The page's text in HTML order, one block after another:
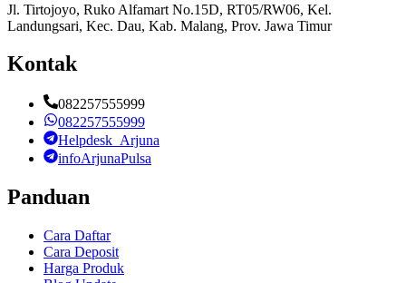
Jl. Tirtojoyo, Ruko Alfamart No.15D, RT05/RW06, Kel.
Landungsari, Kec. Dau, Kab. Malang, Prov. Jawa Timur
Kontak
082257555999
082257555999
Helpdesk_Arjuna
infoArjunaPulsa
Panduan
Cara Daftar
Cara Deposit
Harga Produk